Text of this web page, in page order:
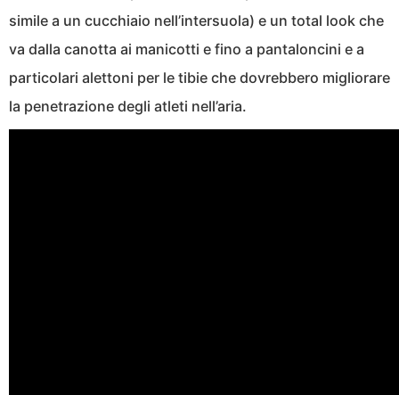
simile a un cucchiaio nell’intersuola) e un total look che
va dalla canotta ai manicotti e fino a pantaloncini e a
particolari alettoni per le tibie che dovrebbero migliorare
la penetrazione degli atleti nell’aria.